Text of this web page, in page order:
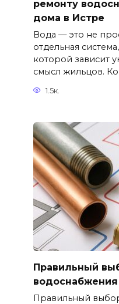
ремонту
дома в Истре
Вода — это не
отдельная
которой зависит
смысл жильцов.
1.5к.
Правильный
водоснабжения
Правильный